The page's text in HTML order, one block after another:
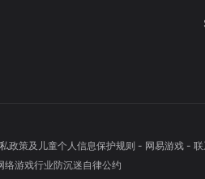
政策及儿童个人信息保护规则 - 网易游戏-
络游戏行业防沉迷自律公约